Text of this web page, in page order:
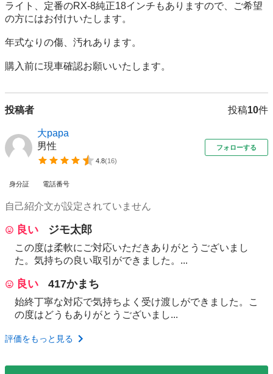
ライト、定番のRX-8純正18インチもありますので、ご希望
の方にはお付けいたします。
年式なりの傷、汚れあります。
購入前に現車確認お願いいたします。
投稿者 投稿10件
大papa
男性
4.8(16)
フォローする
身分証 電話番号
自己紹介文が設定されていません
良い ジモ太郎
この度は柔軟にご対応いただきありがとうございまし
た。気持ちの良い取引ができました。...
良い 417かまち
始終丁寧な対応で気持ちよく受け渡しができました。こ
の度はどうもありがとうございまし...
評価をもっと見る